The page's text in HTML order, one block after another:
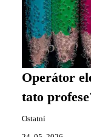
Operátor
tato
Ostatní